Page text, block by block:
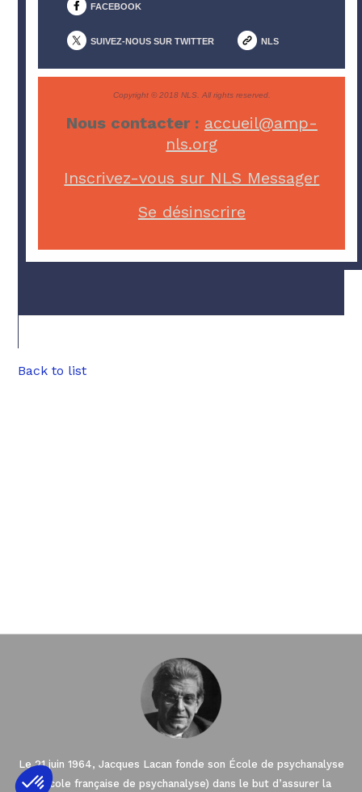
FACEBOOK
SUIVEZ-NOUS SUR TWITTER NLS
Copyright © 2018 NLS. All rights reserved.
Nous contacter : accueil@amp-
nls.org
Inscrivez-vous sur NLS Messager
Se désinscrire
Back to list
Le 21 juin 1964, Jacques Lacan fonde son École de psychanalyse
(l’École française de psychanalyse) dans le but d’assurer la